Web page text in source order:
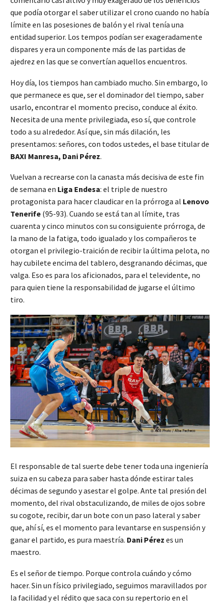
que podía otorgar el saber utilizar el crono cuando no había
límite en las posesiones de balón y el rival tenía una
entidad superior. Los tempos podían ser exageradamente
dispares y era un componente más de las partidas de
ajedrez en las que se convertían aquellos encuentros.
Hoy día, los tiempos han cambiado mucho. Sin embargo, lo
que permanece es que, ser el dominador del tiempo, saber
usarlo, encontrar el momento preciso, conduce al éxito.
Necesita de una mente privilegiada, eso sí, que controle
todo a su alrededor. Así que, sin más dilación, les
presentamos: señores, con todos ustedes, el base titular de
BAXI Manresa, Dani Pérez.
Vuelvan a recrearse con la canasta más decisiva de este fin
de semana en Liga Endesa: el triple de nuestro
protagonista para hacer claudicar en la prórroga al Lenovo
Tenerife (95-93). Cuando se está tan al límite, tras
cuarenta y cinco minutos con su consiguiente prórroga, de
la mano de la fatiga, todo igualado y los compañeros te
otorgan el privilegio-traición de recibir la última pelota, no
hay cubilete encima del tablero, desgranando décimas, que
valga. Eso es para los aficionados, para el televidente, no
para quien tiene la responsabilidad de jugarse el último
tiro.
El responsable de tal suerte debe tener toda una ingeniería
suiza en su cabeza para saber hasta dónde estirar tales
décimas de segundo y asestar el golpe. Ante tal presión del
momento, del rival obstaculizando, de miles de ojos sobre
su cogote, recibir, dar un bote con un paso lateral y saber
que, ahí sí, es el momento para levantarse en suspensión y
ganar el partido, es pura maestría. Dani Pérez es un
maestro.
Es el señor de tiempo. Porque controla cuándo y cómo
hacer. Sin un físico privilegiado, seguimos maravillados por
la facilidad y el rédito que saca con su repertorio en el